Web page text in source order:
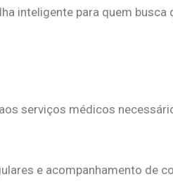
inteligente para quem
serviços médicos
e acompanhamento de